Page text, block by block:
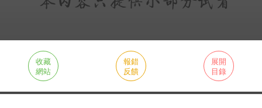
收藏
網站
報錯
反饋
展開
目錄